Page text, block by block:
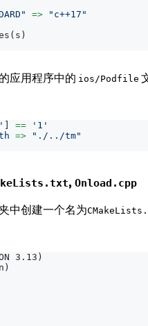
=>
"c++17"
( s )
应用程序中的 ios/Podfile
==
'1'
=>
"./../tm"
, Onload.cpp
中创建一个名为
3.13)